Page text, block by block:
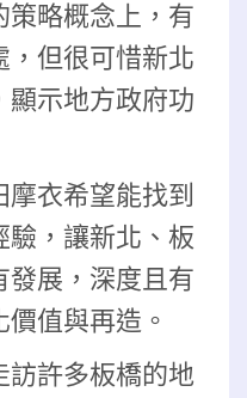
策略概念上，有
，但很可惜新北
顯示地方政府功
衣希望能找到
驗，讓新北、板
發展，深度且有
值與再造。
訪許多板橋的地